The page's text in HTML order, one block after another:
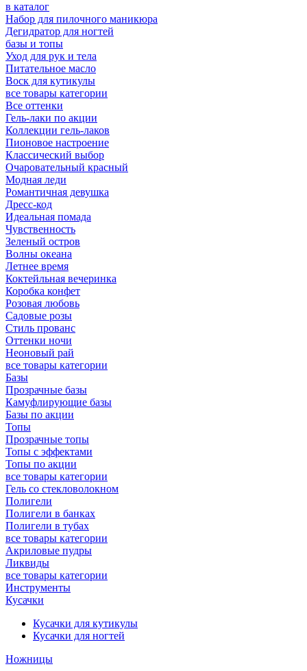
в каталог
Набор для пилочного маникюра
Дегидратор для ногтей
базы и топы
Уход для рук и тела
Питательное масло
Воск для кутикулы
все товары категории
Все оттенки
Гель-лаки по акции
Коллекции гель-лаков
Пионовое настроение
Классический выбор
Очаровательный красный
Модная леди
Романтичная девушка
Дресс-код
Идеальная помада
Чувственность
Зеленый остров
Волны океана
Летнее время
Коктейльная вечеринка
Коробка конфет
Розовая любовь
Садовые розы
Стиль прованс
Оттенки ночи
Неоновый рай
все товары категории
Базы
Прозрачные базы
Камуфлирующие базы
Базы по акции
Топы
Прозрачные топы
Топы с эффектами
Топы по акции
все товары категории
Гель со стекловолокном
Полигели
Полигели в банках
Полигели в тубах
все товары категории
Акриловые пудры
Ликвиды
все товары категории
Инструменты
Кусачки
Кусачки для кутикулы
Кусачки для ногтей
Ножницы